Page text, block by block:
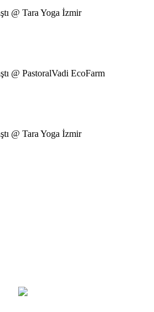
@ Tara Yoga İzmir
@ PastoralVadi EcoFarm
@ Tara Yoga İzmir